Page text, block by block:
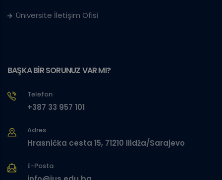
Üniversite İletişim Ofisi
BAŞKA BİR SORUNUZ VAR MI?
Telefon
+387 33 957 101
Adres
Hrasnička cesta 15, 71210 Ilidža/Sarajevo
E-Posta